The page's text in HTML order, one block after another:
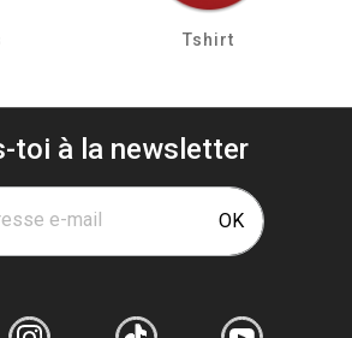
Tshirt
toi à la newsletter
e-mail OK